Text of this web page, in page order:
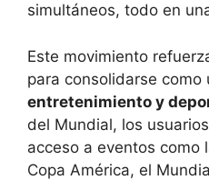
simultáneos, todo en
Este movimiento
para consolidarse como
entretenimiento y
del Mundial, los
acceso a eventos como
Copa América, el